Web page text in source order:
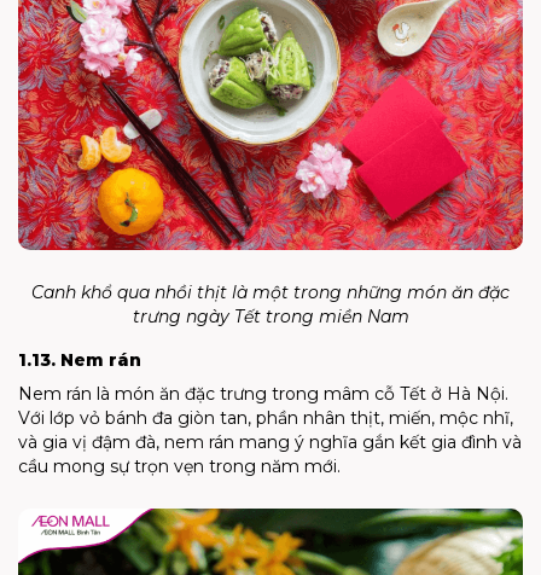
Canh khổ qua nhồi thịt là một trong những món ăn đặc
trưng ngày Tết trong miền Nam
1.13. Nem rán
Nem rán là món ăn đặc trưng trong mâm cỗ Tết ở Hà Nội.
Với lớp vỏ bánh đa giòn tan, phần nhân thịt, miến, mộc nhĩ,
và gia vị đậm đà, nem rán mang ý nghĩa gắn kết gia đình và
cầu mong sự trọn vẹn trong năm mới.